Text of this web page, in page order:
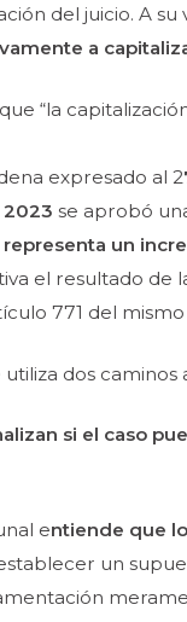
del juicio. A su
a
“la
expresado al 2
2023 se aprobó
representa un
el resultado de
771 del mismo
dos
si el caso
entiende que
un